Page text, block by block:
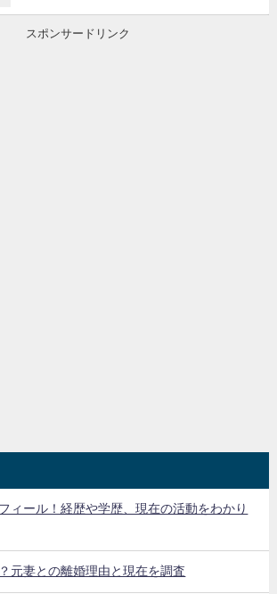
スポンサードリンク
ィール！経歴や学歴、現在の活動をわかり
元妻との離婚理由と現在を調査